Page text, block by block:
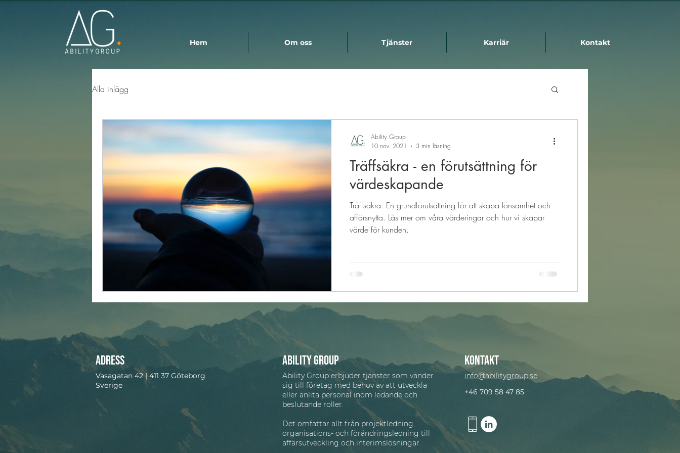
Hem Om oss Tjänster Karriär Kontakt
Alla inlägg
Träffsäkra - en förutsättning för
värdeskapande
Träffsäkra. En grundförutsättning för att skapa lönsamhet och
affärsnytta. Läs mer om våra värderingar och hur vi skapar
värde för kunden.
Ability Group
10 nov. 2021
3 min läsning
Adress
Vasagatan 42 | 411 37 Göteborg
Sverige
Ability group
Ability Group erbjuder tjänster som vänder
sig till företag med behov av att utveckla
eller anlita personal inom ledande och
beslutande roller.
Det omfattar allt från projektledning,
organisations- och förändringsledning till
affärsutveckling och interimslösningar.
Kontakt
info@abilitygroup.se
+46 709 58 47 85